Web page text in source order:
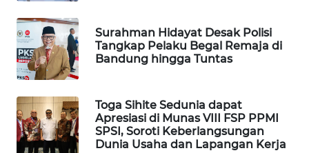
Surahman Hidayat Desak Polisi
Tangkap Pelaku Begal Remaja di
Bandung hingga Tuntas
Toga Sihite Sedunia dapat
Apresiasi di Munas VIII FSP PPMI
SPSI, Soroti Keberlangsungan
Dunia Usaha dan Lapangan Kerja
WAHANA
UMKM
WAHANA
SELEB
WAHANA